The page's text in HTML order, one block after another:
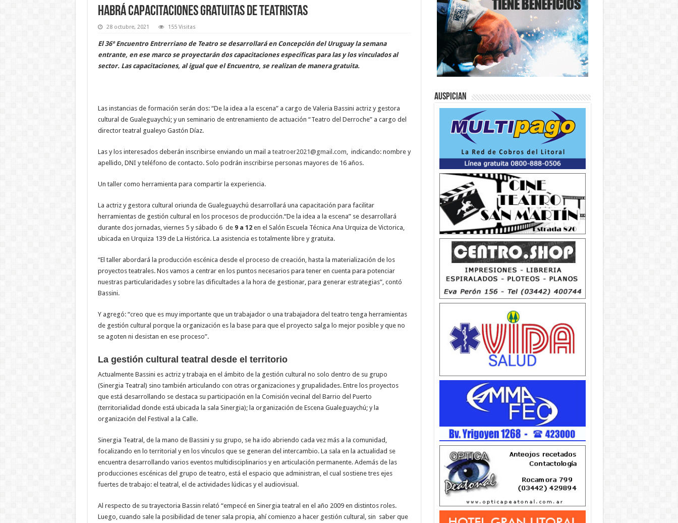
Habrá capacitaciones gratuitas de teatristas
28 octubre, 2021 155 Visitas
El 36º Encuentro Entrerriano de Teatro se desarrollará en Concepción del Uruguay la semana
entrante, en ese marco se proyectarán dos capacitaciones específicas para las y los vinculados al
sector. Las capacitaciones, al igual que el Encuentro, se realizan de manera gratuita.
Las instancias de formación serán dos: “De la idea a la escena” a cargo de Valeria Bassini actriz y gestora
cultural de Gualeguaychú; y un seminario de entrenamiento de actuación “Teatro del Derroche” a cargo del
director teatral gualeyo Gastón Díaz.
Las y los interesados deberán inscribirse enviando un mail a teatroer2021@gmail.com , indicando: nombre y
apellido, DNI y teléfono de contacto. Solo podrán inscribirse personas mayores de 16 años.
Un taller como herramienta para compartir la experiencia.
La actriz y gestora cultural oriunda de Gualeguaychú desarrollará una capacitación para facilitar
herramientas de gestión cultural en los procesos de producción.“De la idea a la escena” se desarrollará
durante dos jornadas, viernes 5 y sábado 6 de 9 a 12en el Salón Escuela Técnica Ana Urquiza de Victorica,
ubicada en Urquiza 139 de La Histórica. La asistencia es totalmente libre y gratuita.
“El taller abordará la producción escénica desde el proceso de creación, hasta la materialización de los
proyectos teatrales. Nos vamos a centrar en los puntos necesarios para tener en cuenta para potenciar
nuestras particularidades y sobre las dificultades a la hora de gestionar, para generar estrategias”, contó
Bassini.
Y agregó: “creo que es muy importante que un trabajador o una trabajadora del teatro tenga herramientas
de gestión cultural porque la organización es la base para que el proyecto salga lo mejor posible y que no
se agoten ni desistan en ese proceso”.
La gestión cultural teatral desde el territorio
Actualmente Bassini es actriz y trabaja en el ámbito de la gestión cultural no solo dentro de su grupo
(Sinergia Teatral) sino también articulando con otras organizaciones y grupalidades. Entre los proyectos
que está desarrollando se destaca su participación en la Comisión vecinal del Barrio del Puerto
(territorialidad donde está ubicada la sala Sinergia); la organización de Escena Gualeguaychú; y la
organización del Festival a la Calle.
Sinergia Teatral, de la mano de Bassini y su grupo, se ha ido abriendo cada vez más a la comunidad,
focalizando en lo territorial y en los vínculos que se generan del intercambio. La sala en la actualidad se
encuentra desarrollando varios eventos multidisciplinarios y en articulación permanente. Además de las
producciones escénicas del grupo de teatro, está el espacio que administran, el cual sostiene tres ejes
fuertes de trabajo: el teatral, el de actividades lúdicas y el audiovisual.
Al respecto de su trayectoria Bassin relató “empecé en Sinergia teatral en el año 2009 en distintos roles.
Luego, cuando sale la posibilidad de tener sala propia, ahí comienzo a hacer gestión cultural, sin saber que
Auspician